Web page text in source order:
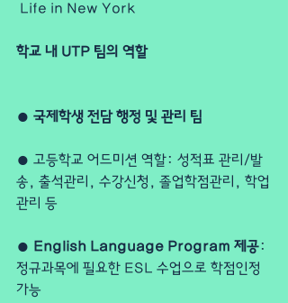
Life in New York
학교 내 UTP 팀의 역할
● 국제학생 전담 행정 및 관리 팀
● 고등학교 어드미션 역할: 성적표 관리/발
송, 출석관리, 수강신청, 졸업학점관리, 학업
관리 등
● English Language Program 제공:
정규과목에 필요한 ESL 수업으로 학점인정
가능